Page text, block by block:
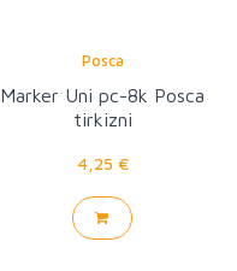
Posca
Marker Uni pc-8k Posca
tirkizni
4,25 €